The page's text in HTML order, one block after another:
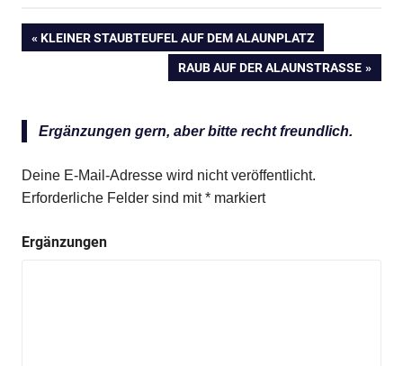
Beitragsnavigation
VORHERIGER
KLEINER STAUBTEUFEL AUF DEM ALAUNPLATZ
NÄCHSTER
RAUB AUF DER ALAUNSTRASSE
Ergänzungen gern, aber bitte recht freundlich.
Deine E-Mail-Adresse wird nicht veröffentlicht.
Erforderliche Felder sind mit* markiert
Ergänzungen